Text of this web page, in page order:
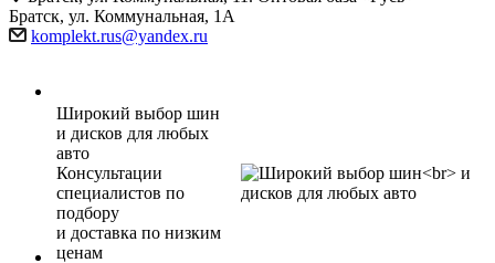
Братск, ул. Коммунальная, 1А
komplekt.rus@yandex.ru
Широкий выбор шин
и дисков для любых
авто
Консультации
специалистов по
подбору
и доставка по низким
ценам